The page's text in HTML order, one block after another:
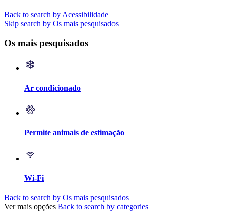
Back to search by Acessibilidade
Skip search by Os mais pesquisados
Os mais pesquisados
Ar condicionado
Permite animais de estimação
Wi-Fi
Back to search by Os mais pesquisados
Ver mais opções Back to search by categories